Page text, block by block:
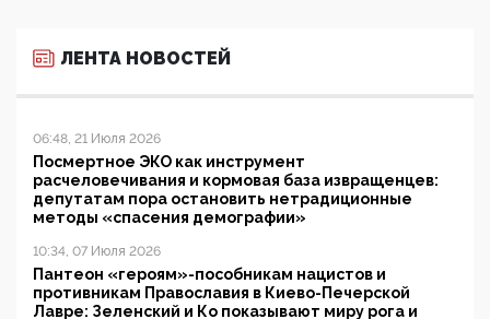
ЛЕНТА НОВОСТЕЙ
06:48, 21 Июля 2026
Посмертное ЭКО как инструмент
расчеловечивания и кормовая база извращенцев:
депутатам пора остановить нетрадиционные
методы «спасения демографии»
10:34, 07 Июля 2026
Пантеон «героям»-пособникам нацистов и
противникам Православия в Киево-Печерской
Лавре: Зеленский и Ко показывают миру рога и